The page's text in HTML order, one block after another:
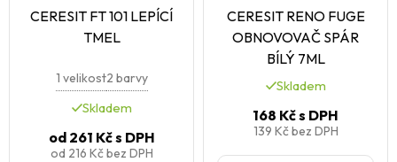
CERESIT FT 101 LEPÍCÍ
TMEL
1 velikost2 barvy
Skladem
od261 Kčs DPH
od 216 Kčbez DPH
CERESIT RENO FUGE
OBNOVOVAČ SPÁR
BÍLÝ 7ML
Skladem
168 Kčs DPH
139 Kčbez DPH